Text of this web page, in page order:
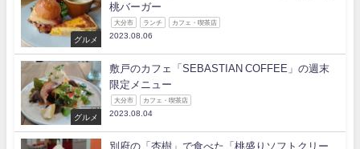
グルメ
桃バーガー
大分市 ランチ カフェ・喫茶店
2023.08.06
グルメ
敷戸のカフェ「SEBASTIAN COFFEE」の週末
限定メニュー
大分市 カフェ・喫茶店
2023.08.04
別府の「杏樹」で食べた「桃盛りソフトクリー